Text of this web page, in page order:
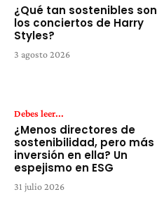
¿Qué tan sostenibles son
los conciertos de Harry
Styles?
3 agosto 2026
Debes leer...
¿Menos directores de
sostenibilidad, pero más
inversión en ella? Un
espejismo en ESG
31 julio 2026